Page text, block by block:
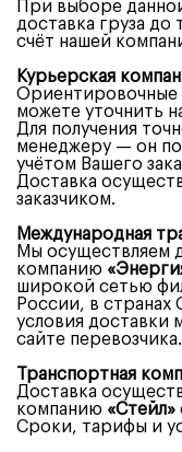
При выборе
доставка груза до
счёт нашей
Курьерская
Ориентировочные
можете уточнить
Для получения
менеджеру — он
учётом Вашего
Доставка
заказчиком.
Международная
Мы осуществляем
компанию
широкой сетью
России, в
условия доставки
сайте перевозчика.
Транспортная
Доставка
компанию «Стейл»
Сроки, тарифы и